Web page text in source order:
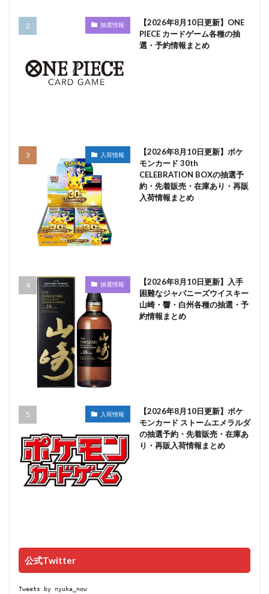
抽選情報
【2026年8月10日更新】ONE
PIECE カードゲーム各種の抽
選・予約情報まとめ
入荷情報
【2026年8月10日更新】ポケ
モンカード 30th
CELEBRATION BOXの抽選予
約・先着販売・在庫あり・再販
入荷情報まとめ
抽選情報
【2026年8月10日更新】入手
困難なジャパニーズウイスキー
山崎・響・白州各種の抽選・予
約情報まとめ
入荷情報
【2026年8月10日更新】ポケ
モンカード ストームエメラルダ
の抽選予約・先着販売・在庫あ
り・再販入荷情報まとめ
公式Twitter
Tweets by nyuka_now